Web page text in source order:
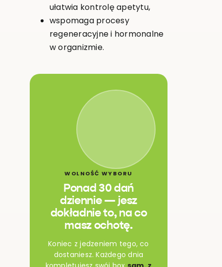
ułatwia kontrolę apetytu,
wspomaga procesy
regeneracyjne i hormonalne
w organizmie.
WOLNOŚĆ WYBORU
Ponad 30 dań
dziennie — jesz
dokładnie to, na co
masz ochotę.
Koniec z jedzeniem tego, co
dostaniesz. Każdego dnia